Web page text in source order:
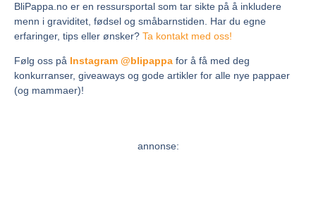
BliPappa.no er en ressursportal som tar sikte på å inkludere
menn i graviditet, fødsel og småbarnstiden. Har du egne
erfaringer, tips eller ønsker? Ta kontakt med oss!
Følg oss på Instagram @blipappa for å få med deg
konkurranser, giveaways og gode artikler for alle nye pappaer
(og mammaer)!
annonse: